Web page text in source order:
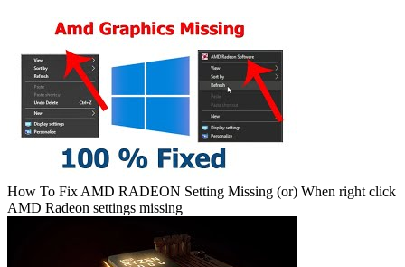
How To Fix AMD RADEON Setting Missing (or) When right click
AMD Radeon settings missing